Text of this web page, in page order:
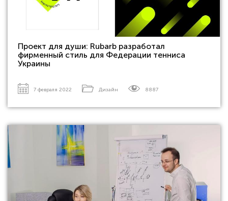
Проект для души: Rubarb разработал
фирменный стиль для Федерации тенниса
Украины
7 февраля 2022 Дизайн 8887